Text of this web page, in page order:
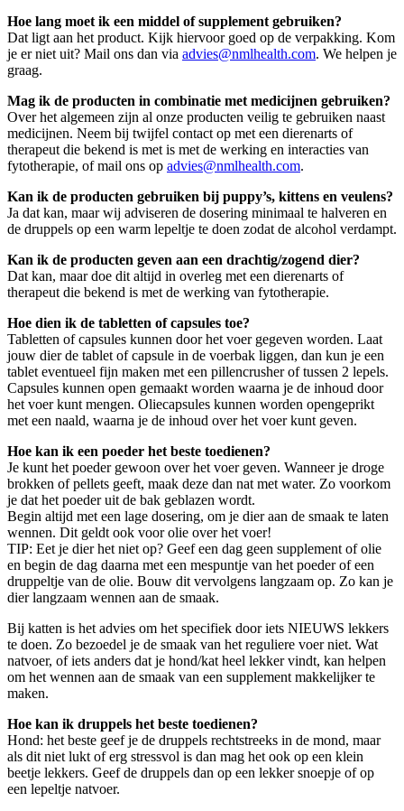
Hoe lang moet ik een middel of supplement gebruiken?
Dat ligt aan het product. Kijk hiervoor goed op de verpakking. Kom
je er niet uit? Mail ons dan via advies@nmlhealth.com. We helpen je
graag.
Mag ik de producten in combinatie met medicijnen gebruiken?
Over het algemeen zijn al onze producten veilig te gebruiken naast
medicijnen. Neem bij twijfel contact op met een dierenarts of
therapeut die bekend is met is met de werking en interacties van
fytotherapie, of mail ons op advies@nmlhealth.com.
Kan ik de producten gebruiken bij puppy’s, kittens en veulens?
Ja dat kan, maar wij adviseren de dosering minimaal te halveren en
de druppels op een warm lepeltje te doen zodat de alcohol verdampt.
Kan ik de producten geven aan een drachtig/zogend dier?
Dat kan, maar doe dit altijd in overleg met een dierenarts of
therapeut die bekend is met de werking van fytotherapie.
Hoe dien ik de tabletten of capsules toe?
Tabletten of capsules kunnen door het voer gegeven worden. Laat
jouw dier de tablet of capsule in de voerbak liggen, dan kun je een
tablet eventueel fijn maken met een pillencrusher of tussen 2 lepels.
Capsules kunnen open gemaakt worden waarna je de inhoud door
het voer kunt mengen. Oliecapsules kunnen worden opengeprikt
met een naald, waarna je de inhoud over het voer kunt geven.
Hoe kan ik een poeder het beste toedienen?
Je kunt het poeder gewoon over het voer geven. Wanneer je droge
brokken of pellets geeft, maak deze dan nat met water. Zo voorkom
je dat het poeder uit de bak geblazen wordt.
Begin altijd met een lage dosering, om je dier aan de smaak te laten
wennen. Dit geldt ook voor olie over het voer!
TIP: Eet je dier het niet op? Geef een dag geen supplement of olie
en begin de dag daarna met een mespuntje van het poeder of een
druppeltje van de olie. Bouw dit vervolgens langzaam op. Zo kan je
dier langzaam wennen aan de smaak.
Bij katten is het advies om het specifiek door iets NIEUWS lekkers
te doen. Zo bezoedel je de smaak van het reguliere voer niet. Wat
natvoer, of iets anders dat je hond/kat heel lekker vindt, kan helpen
om het wennen aan de smaak van een supplement makkelijker te
maken.
Hoe kan ik druppels het beste toedienen?
Hond: het beste geef je de druppels rechtstreeks in de mond, maar
als dit niet lukt of erg stressvol is dan mag het ook op een klein
beetje lekkers. Geef de druppels dan op een lekker snoepje of op
een lepeltje natvoer.